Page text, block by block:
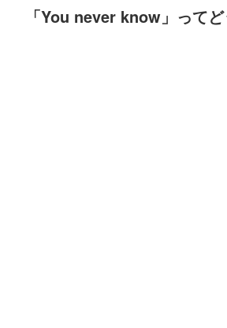
「You never know」って